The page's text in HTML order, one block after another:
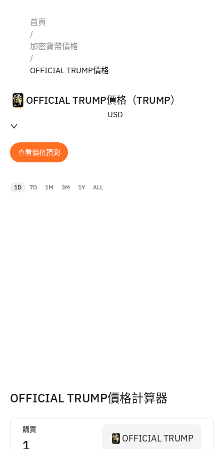
首頁
/
加密貨幣價格
/
OFFICIAL TRUMP價格
OFFICIAL TRUMP價格（TRUMP）
USD
查看價格預測
1D 7D 1M 3M 1Y ALL
OFFICIAL TRUMP價格計算器
購買
OFFICIAL TRUMP